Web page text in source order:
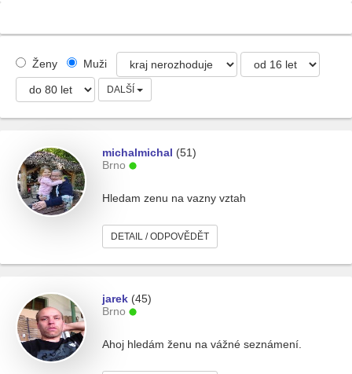
Ženy Muži
DALŠÍ
michalmichal (51)
Brno
Hledam zenu na vazny vztah
DETAIL / ODPOVĚDĚT
jarek (45)
Brno
Ahoj hledám ženu na vážné seznámení.